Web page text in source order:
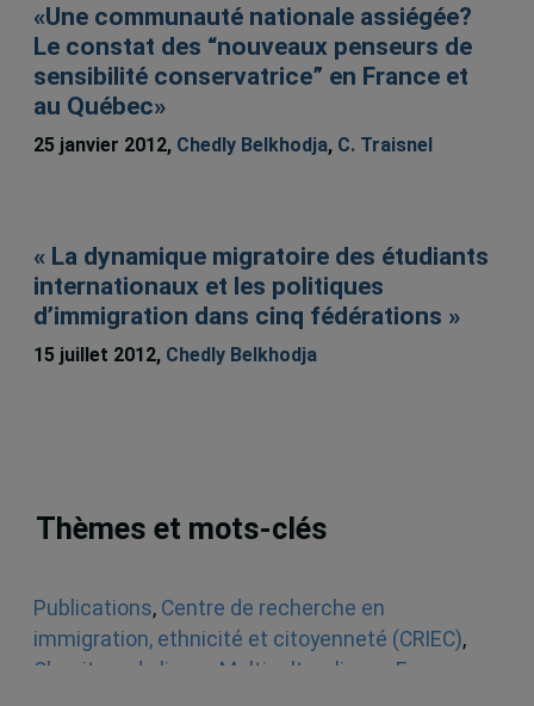
«Une communauté nationale assiégée?
Le constat des “nouveaux penseurs de
sensibilité conservatrice” en France et
au Québec»
25 janvier 2012, Chedly Belkhodja, C. Traisnel
« La dynamique migratoire des étudiants
internationaux et les politiques
d’immigration dans cinq fédérations »
15 juillet 2012, Chedly Belkhodja
Thèmes et mots-clés
Publications, Centre de recherche en
immigration, ethnicité et citoyenneté (CRIEC),
Chapitres de livres
Multiculturalisme Europe